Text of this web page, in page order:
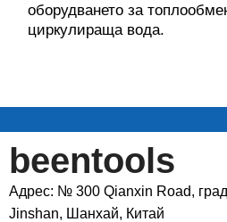
оборудването за
циркулираща вода.
beentools
Адрес: № 300 Qianxin Road,
Jinshan, Шанхай, Китай